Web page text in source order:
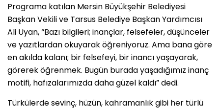
Programa katılan Mersin Büyükşehir Belediyesi
Başkan Vekili ve Tarsus Belediye Başkan Yardımcısı
Ali Uyan, “Bazı bilgileri; inançlar, felsefeler, düşünceler
ve yazıtlardan okuyarak öğreniyoruz. Ama bana göre
en akılda kalanı; bir felsefeyi, bir inancı yaşayarak,
görerek öğrenmek. Bugün burada yaşadığımız inanç
motifi, hafızalarımızda daha güzel kaldı” dedi.
Türkülerde sevinç, hüzün, kahramanlık gibi her türlü